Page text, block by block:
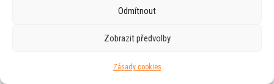
Odmítnout
Zobrazit předvolby
Zásady cookies